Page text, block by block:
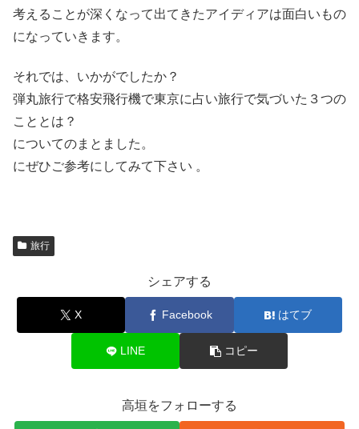
考えることが深くなって出てきたアイディアは面白いもの
になっていきます。
それでは、いかがでしたか？
弾丸旅行で格安飛行機で東京に占い旅行で気づいた３つの
こととは？
についてのまとました。
にぜひご参考にしてみて下さい 。
旅行
シェアする
X Facebook はてブ
LINE コピー
高垣をフォローする